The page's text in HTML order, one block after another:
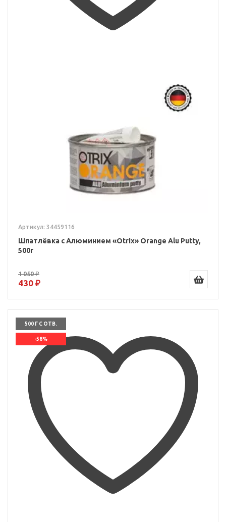
Артикул: 34459116
Шпатлёвка с Алюминием «Otrix» Orange Alu Putty,
500г
1 050 ₽
430 ₽
500 Г С ОТВ.
-58%